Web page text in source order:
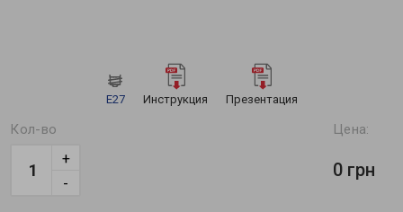
Е27 Инструкция Презентация
Кол-во
-
+
Цена:
0 грн